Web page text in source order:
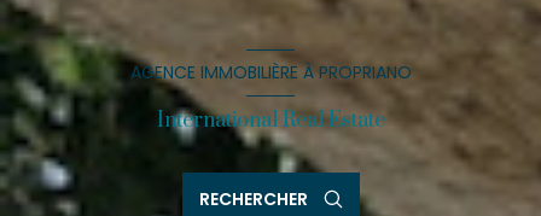
AGENCE IMMOBILIÈRE À PROPRIANO
International Real Estate
RECHERCHER